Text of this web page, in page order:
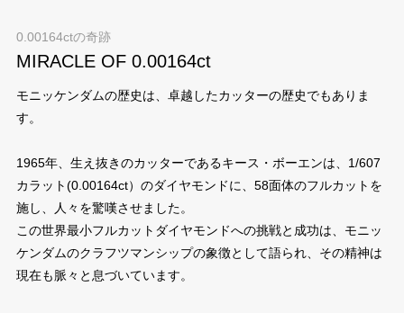
0.00164ctの奇跡
MIRACLE OF 0.00164ct
モニッケンダムの歴史は、卓越したカッターの歴史でもありま
す。
1965年、生え抜きのカッターであるキース・ボーエンは、1/607
カラット(0.00164ct）のダイヤモンドに、58面体のフルカットを
施し、人々を驚嘆させました。
この世界最小フルカットダイヤモンドへの挑戦と成功は、モニッ
ケンダムのクラフツマンシップの象徴として語られ、その精神は
現在も脈々と息づいています。